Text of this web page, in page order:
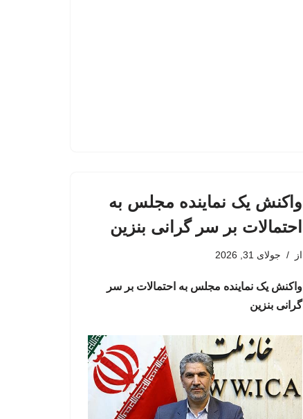
واکنش یک نماینده مجلس به
احتمالات بر سر گرانی بنزین
از جولای 31, 2026
واکنش یک نماینده مجلس به احتمالات بر سر
گرانی بنزین